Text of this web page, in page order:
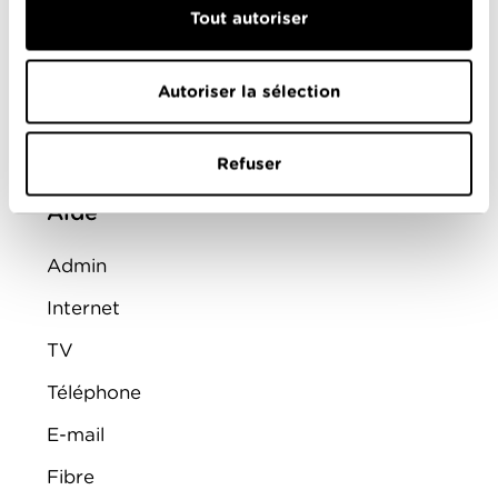
Tout autoriser
Autoriser la sélection
Refuser
Aide
Admin
Internet
TV
Téléphone
E-mail
Fibre